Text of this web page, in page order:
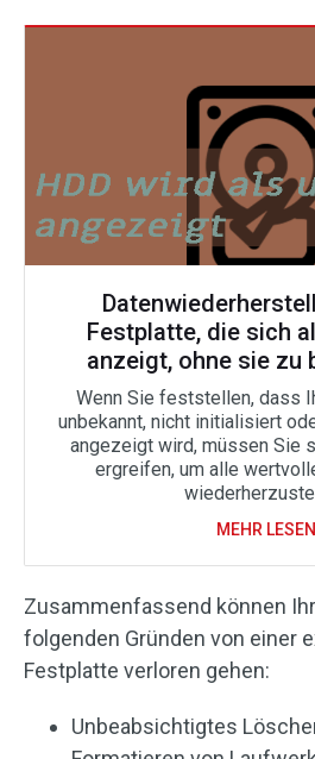
Festplatte, die sich
anzeigt, ohne sie zu
Wenn Sie feststellen, dass
unbekannt, nicht initialisiert
angezeigt wird, müssen Sie
ergreifen, um alle
MEHR LESEN
Zusammenfassend können
folgenden Gründen von einer
Festplatte verloren gehen:
Unbeabsichtigtes